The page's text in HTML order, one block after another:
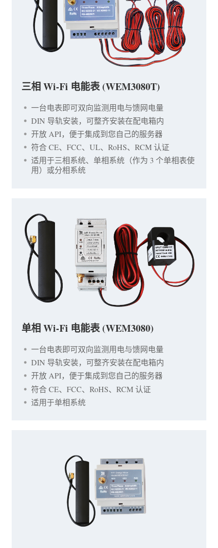
三相 Wi-Fi 电能表 (WEM3080T)
一台电表即可双向监测用电与馈网电量
DIN 导轨安装，可整齐安装在配电箱内
开放 API，便于集成到您自己的服务器
符合 CE、FCC、UL、RoHS、RCM 认证
适用于三相系统、单相系统（作为 3 个单相表使
用）或分相系统
单相 Wi-Fi 电能表 (WEM3080)
一台电表即可双向监测用电与馈网电量
DIN 导轨安装，可整齐安装在配电箱内
开放 API，便于集成到您自己的服务器
符合 CE、FCC、RoHS、RCM 认证
适用于单相系统